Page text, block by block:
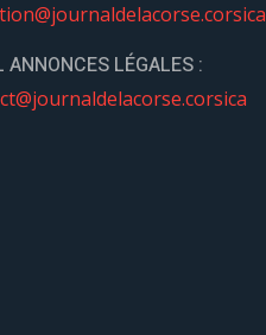
ANNONCES LÉGALES :